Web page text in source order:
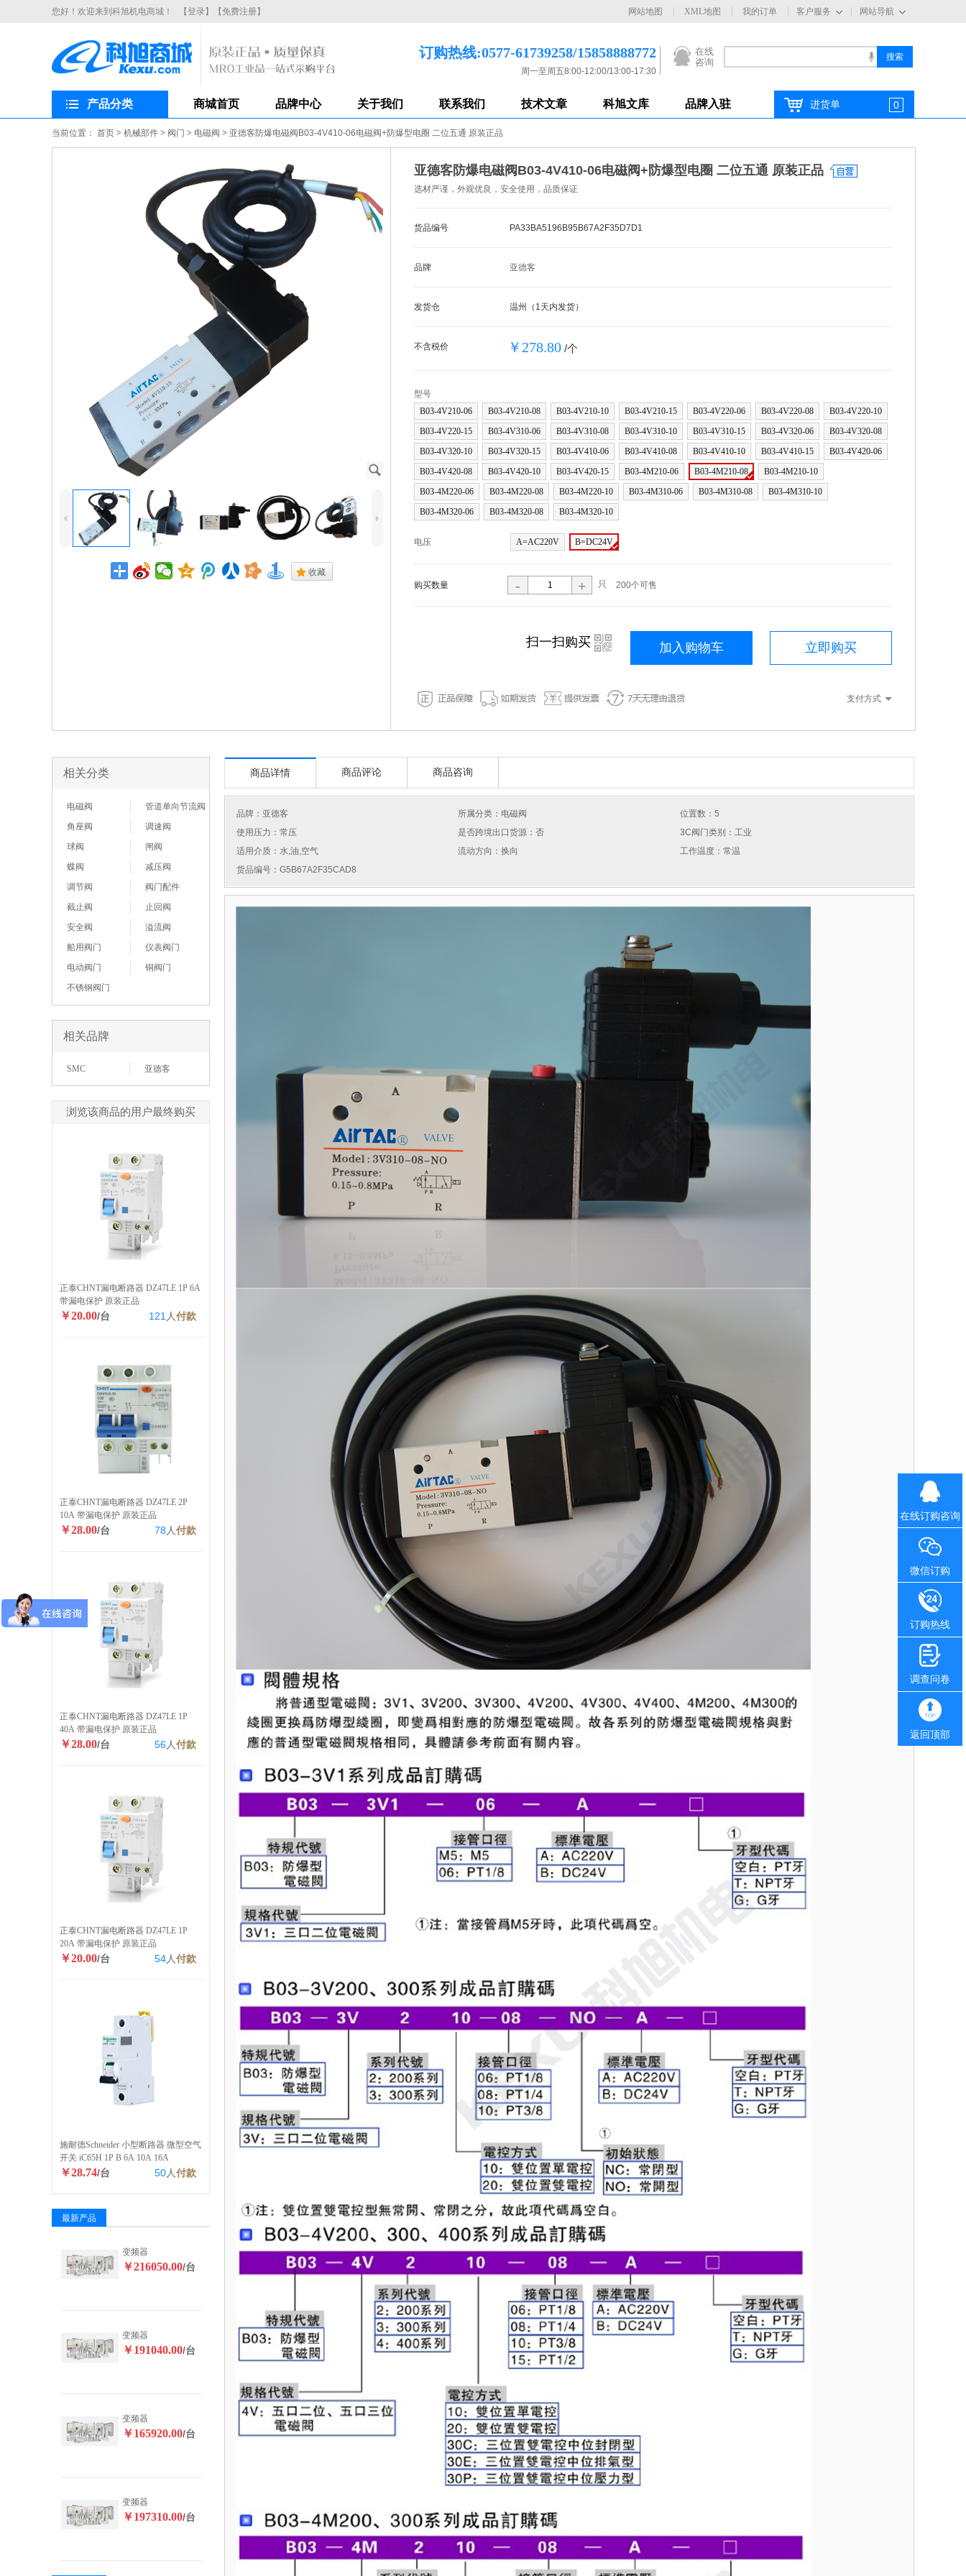
您好！欢迎来到科旭机电商城！ 【登录】 【免费注册】 网站导航
客户服务
网站地图 XML地图 我的订单
在线
咨询
订购热线:0577-61739258/15858888772
周一至周五8:00-12:00/13:00-17:30
产品分类 商城首页 品牌中心 关于我们 联系我们 技术文章 科旭文库 品牌入驻 进货单 0
当前位置： 首页 > 机械部件 > 阀门 > 电磁阀 > 亚德客防爆电磁阀B03-4V410-06电磁阀+防爆型电圈 二位五通 原装正品
J
4 5
. 收藏
亚德客防爆电磁阀B03-4V410-06电磁阀+防爆型电圈 二位五通 原装正品
选材严谨，外观优良，安全使用，品质保证
货品编号 PA33BA5196B95B67A2F35D7D1
品牌 亚德客
发货仓 温州（1天内发货）
不含税价 ￥278.80 /个
型号
B03-4V210-06
B03-4V210-08 B03-4V210-10 B03-4V210-15 B03-4V220-06 B03-4V220-08
B03-4V220-10
B03-4V220-15
B03-4V310-06 B03-4V310-08 B03-4V310-10 B03-4V310-15 B03-4V320-06
B03-4V320-08
B03-4V320-10
B03-4V320-15 B03-4V410-06 B03-4V410-08 B03-4V410-10 B03-4V410-15
B03-4V420-06
B03-4V420-08
B03-4V420-10 B03-4V420-15 B03-4M210-06 B03-4M210-08
B03-4M210-10
B03-4M220-06
B03-4M220-08 B03-4M220-10 B03-4M310-06 B03-4M310-08
B03-4M310-10
B03-4M320-06
B03-4M320-08 B03-4M320-10
电压 A=AC220V B=DC24V
购买数量 - + 只 200个可售
立即购买
加入购物车
扫一扫购买 i
支付方式
相关分类
电磁阀
管道单向节流阀
角座阀
调速阀
球阀
闸阀
蝶阀
减压阀
调节阀
阀门配件
截止阀
止回阀
安全阀
溢流阀
船用阀门
仪表阀门
电动阀门
铜阀门
不锈钢阀门
相关品牌
SMC 亚德客
浏览该商品的用户最终购买
正泰CHNT漏电断路器 DZ47LE 1P 6A
带漏电保护 原装正品
￥20.00/台 121 人付款
正泰CHNT漏电断路器 DZ47LE 2P
10A 带漏电保护 原装正品
￥28.00/台 78 人付款
正泰CHNT漏电断路器 DZ47LE 1P
40A 带漏电保护 原装正品
￥28.00/台 56人付款
正泰CHNT漏电断路器 DZ47LE 1P
20A 带漏电保护 原装正品
￥20.00/台 54人付款
施耐德Schneider 小型断路器 微型空气
开关 iC65H 1P B 6A 10A 16A
￥28.74/台 50人付款
最新产品
变频器
￥216050.00/台
变频器
￥191040.00/台
变频器
￥165920.00/台
变频器
￥197310.00/台
商品详情 商品评论 商品咨询
品牌： 亚德客 所属分类：电磁阀
位置数：5
使用压力：常压
是否跨境出口货源：否
3C阀门类别：工业
适用介质：水,油,空气
流动方向：换向
工作温度：常温
货品编号：G5B67A2F35CAD8
在线订购咨询
微信订购
订购热线
调查问卷
返回顶部